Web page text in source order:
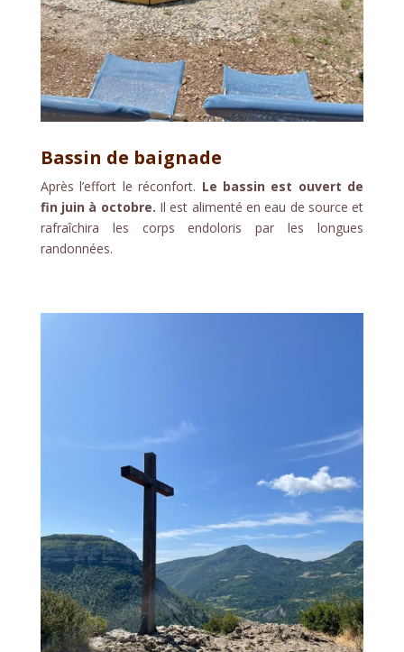
Bassin de baignade
Après l’effort le réconfort. Le bassin est ouvert de
fin juin à octobre. Il est alimenté en eau de source et
rafraîchira les corps endoloris par les longues
randonnées.